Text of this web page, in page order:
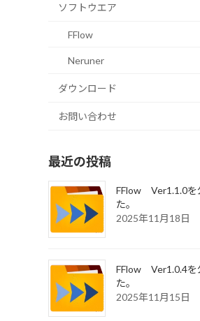
ソフトウエア
FFlow
Neruner
ダウンロード
お問い合わせ
最近の投稿
FFlow Ver1.1.0を
た。
2025年11月18日
FFlow Ver1.0.4を
た。
2025年11月15日